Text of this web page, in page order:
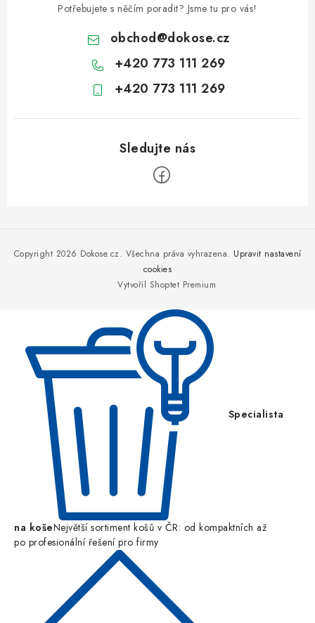
Potřebujete s něčím poradit? Jsme tu pro vás!
obchod@dokose.cz
+420 773 111 269
+420 773 111 269
Vytvořil Shoptet Premium
Copyright 2026 Dokose.cz. Všechna práva vyhrazena. Upravit nastavení
cookies
Specialista
na košeNejvětší sortiment košů v ČR: od kompaktních až
po profesionální řešení pro firmy